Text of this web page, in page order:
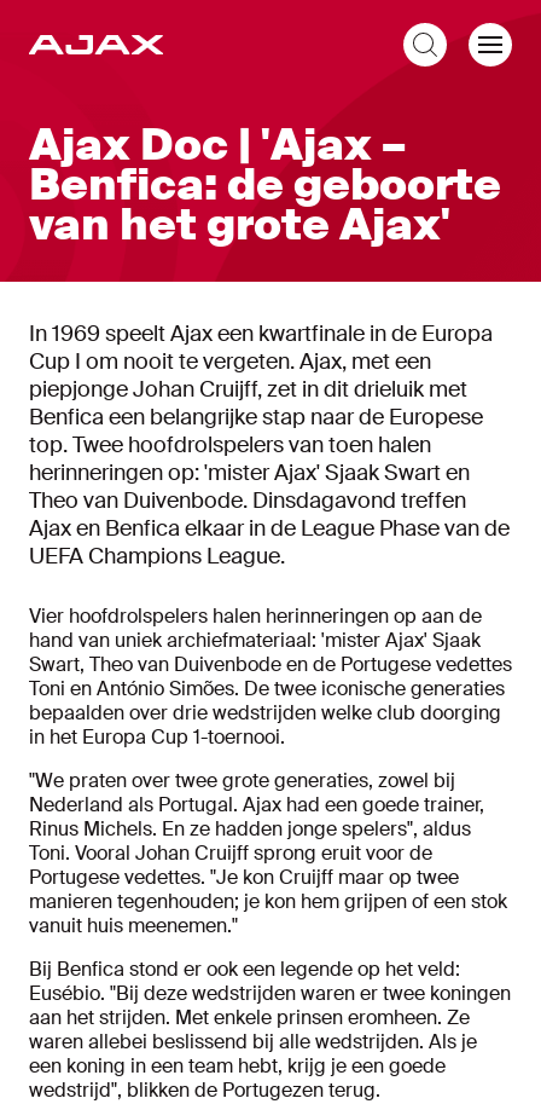
Ajax Doc | 'Ajax –
Benfica: de geboorte
van het grote Ajax'
In 1969 speelt Ajax een kwartfinale in de Europa
Cup I om nooit te vergeten. Ajax, met een
piepjonge Johan Cruijff, zet in dit drieluik met
Benfica een belangrijke stap naar de Europese
top. Twee hoofdrolspelers van toen halen
herinneringen op: 'mister Ajax' Sjaak Swart en
Theo van Duivenbode. Dinsdagavond treffen
Ajax en Benfica elkaar in de League Phase van de
UEFA Champions League.
Vier hoofdrolspelers halen herinneringen op aan de
hand van uniek archiefmateriaal: 'mister Ajax' Sjaak
Swart, Theo van Duivenbode en de Portugese vedettes
Toni en António Simões. De twee iconische generaties
bepaalden over drie wedstrijden welke club doorging
in het Europa Cup 1-toernooi.
"We praten over twee grote generaties, zowel bij
Nederland als Portugal. Ajax had een goede trainer,
Rinus Michels. En ze hadden jonge spelers", aldus
Toni. Vooral Johan Cruijff sprong eruit voor de
Portugese vedettes. "Je kon Cruijff maar op twee
manieren tegenhouden; je kon hem grijpen of een stok
vanuit huis meenemen."
Bij Benfica stond er ook een legende op het veld:
Eusébio. "Bij deze wedstrijden waren er twee koningen
aan het strijden. Met enkele prinsen eromheen. Ze
waren allebei beslissend bij alle wedstrijden. Als je
een koning in een team hebt, krijg je een goede
wedstrijd", blikken de Portugezen terug.